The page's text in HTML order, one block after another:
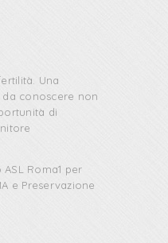
Una
conoscere non
di
Roma1 per
e Preservazione